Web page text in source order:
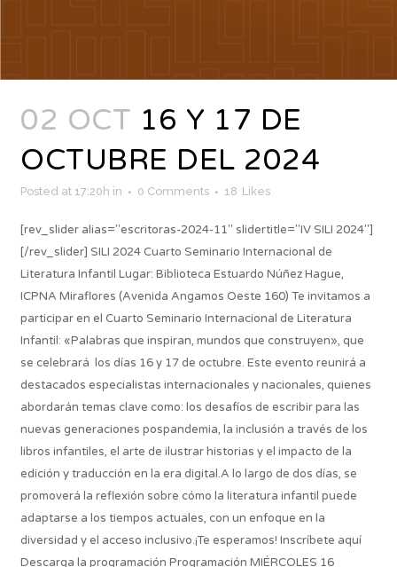
02 OCT 16 Y 17 DE
OCTUBRE DEL 2024
Posted at 17:20h in 0 Comments 18 Likes
[rev_slider alias="escritoras-2024-11" slidertitle="IV SILI 2024"]
[/rev_slider] SILI 2024 Cuarto Seminario Internacional de
Literatura Infantil Lugar: Biblioteca Estuardo Núñez Hague,
ICPNA Miraflores (Avenida Angamos Oeste 160) Te invitamos a
participar en el Cuarto Seminario Internacional de Literatura
Infantil: «Palabras que inspiran, mundos que construyen», que
se celebrará los días 16 y 17 de octubre. Este evento reunirá a
destacados especialistas internacionales y nacionales, quienes
abordarán temas clave como: los desafíos de escribir para las
nuevas generaciones pospandemia, la inclusión a través de los
libros infantiles, el arte de ilustrar historias y el impacto de la
edición y traducción en la era digital.A lo largo de dos días, se
promoverá la reflexión sobre cómo la literatura infantil puede
adaptarse a los tiempos actuales, con un enfoque en la
diversidad y el acceso inclusivo.¡Te esperamos! Inscríbete aquí
Descarga la programación Programación MIÉRCOLES 16